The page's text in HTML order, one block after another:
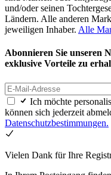
und/oder seinen
Ländern. Alle anderen
jeweiligen Inhaber. Alle
Abonnieren Sie unseren
exklusive Vorteile zu
Ich möchte
können sich jederzeit
Datenschutzbestimmungen.
Vielen Dank für Ihre